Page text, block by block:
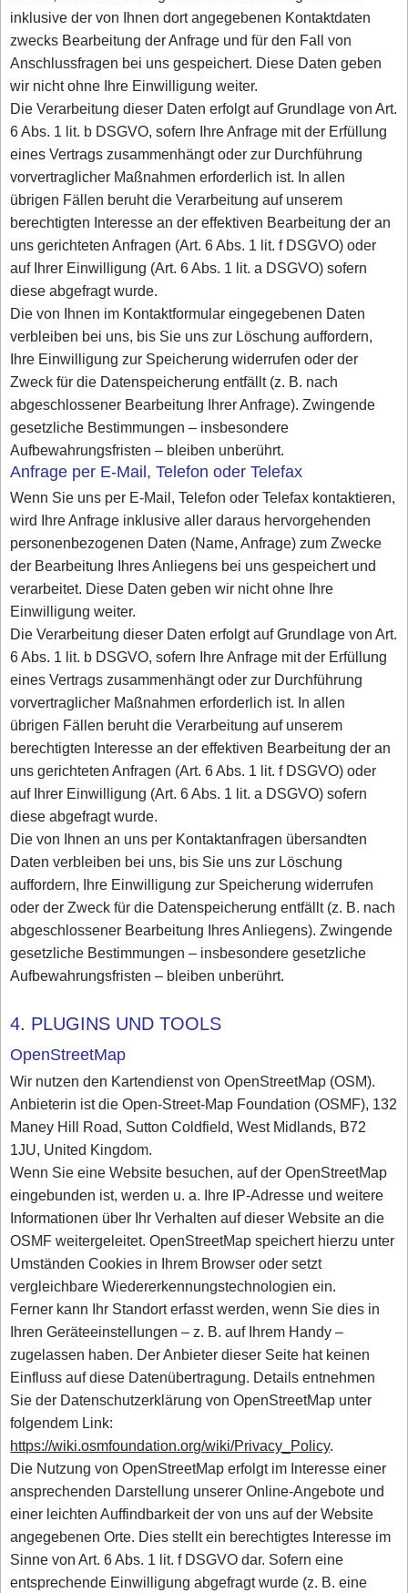
inklusive der von Ihnen dort angegebenen Kontaktdaten
zwecks Bearbeitung der Anfrage und für den Fall von
Anschlussfragen bei uns gespeichert. Diese Daten geben
wir nicht ohne Ihre Einwilligung weiter.
Die Verarbeitung dieser Daten erfolgt auf Grundlage von Art.
6 Abs. 1 lit. b DSGVO, sofern Ihre Anfrage mit der Erfüllung
eines Vertrags zusammenhängt oder zur Durchführung
vorvertraglicher Maßnahmen erforderlich ist. In allen
übrigen Fällen beruht die Verarbeitung auf unserem
berechtigten Interesse an der effektiven Bearbeitung der an
uns gerichteten Anfragen (Art. 6 Abs. 1 lit. f DSGVO) oder
auf Ihrer Einwilligung (Art. 6 Abs. 1 lit. a DSGVO) sofern
diese abgefragt wurde.
Die von Ihnen im Kontaktformular eingegebenen Daten
verbleiben bei uns, bis Sie uns zur Löschung auffordern,
Ihre Einwilligung zur Speicherung widerrufen oder der
Zweck für die Datenspeicherung entfällt (z. B. nach
abgeschlossener Bearbeitung Ihrer Anfrage). Zwingende
gesetzliche Bestimmungen – insbesondere
Aufbewahrungsfristen – bleiben unberührt.
Anfrage per E-Mail, Telefon oder Telefax
Wenn Sie uns per E-Mail, Telefon oder Telefax kontaktieren,
wird Ihre Anfrage inklusive aller daraus hervorgehenden
personenbezogenen Daten (Name, Anfrage) zum Zwecke
der Bearbeitung Ihres Anliegens bei uns gespeichert und
verarbeitet. Diese Daten geben wir nicht ohne Ihre
Einwilligung weiter.
Die Verarbeitung dieser Daten erfolgt auf Grundlage von Art.
6 Abs. 1 lit. b DSGVO, sofern Ihre Anfrage mit der Erfüllung
eines Vertrags zusammenhängt oder zur Durchführung
vorvertraglicher Maßnahmen erforderlich ist. In allen
übrigen Fällen beruht die Verarbeitung auf unserem
berechtigten Interesse an der effektiven Bearbeitung der an
uns gerichteten Anfragen (Art. 6 Abs. 1 lit. f DSGVO) oder
auf Ihrer Einwilligung (Art. 6 Abs. 1 lit. a DSGVO) sofern
diese abgefragt wurde.
Die von Ihnen an uns per Kontaktanfragen übersandten
Daten verbleiben bei uns, bis Sie uns zur Löschung
auffordern, Ihre Einwilligung zur Speicherung widerrufen
oder der Zweck für die Datenspeicherung entfällt (z. B. nach
abgeschlossener Bearbeitung Ihres Anliegens). Zwingende
gesetzliche Bestimmungen – insbesondere gesetzliche
Aufbewahrungsfristen – bleiben unberührt.
4. PLUGINS UND TOOLS
OpenStreetMap
Wir nutzen den Kartendienst von OpenStreetMap (OSM).
Anbieterin ist die Open-Street-Map Foundation (OSMF), 132
Maney Hill Road, Sutton Coldfield, West Midlands, B72
1JU, United Kingdom.
Wenn Sie eine Website besuchen, auf der OpenStreetMap
eingebunden ist, werden u. a. Ihre IP-Adresse und weitere
Informationen über Ihr Verhalten auf dieser Website an die
OSMF weitergeleitet. OpenStreetMap speichert hierzu unter
Umständen Cookies in Ihrem Browser oder setzt
vergleichbare Wiedererkennungstechnologien ein.
Ferner kann Ihr Standort erfasst werden, wenn Sie dies in
Ihren Geräteeinstellungen – z. B. auf Ihrem Handy –
zugelassen haben. Der Anbieter dieser Seite hat keinen
Einfluss auf diese Datenübertragung. Details entnehmen
Sie der Datenschutzerklärung von OpenStreetMap unter
folgendem Link:
https://wiki.osmfoundation.org/wiki/Privacy_Policy.
Die Nutzung von OpenStreetMap erfolgt im Interesse einer
ansprechenden Darstellung unserer Online-Angebote und
einer leichten Auffindbarkeit der von uns auf der Website
angegebenen Orte. Dies stellt ein berechtigtes Interesse im
Sinne von Art. 6 Abs. 1 lit. f DSGVO dar. Sofern eine
entsprechende Einwilligung abgefragt wurde (z. B. eine